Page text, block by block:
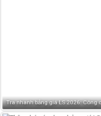
Tra nhanh bảng giá LS 2026: Công